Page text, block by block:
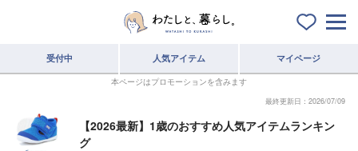
受付中 人気アイテム マイページ
本ページはプロモーションを含みます
最終更新日：2026/07/09
【2026最新】1歳のおすすめ人気アイテムランキン
グ